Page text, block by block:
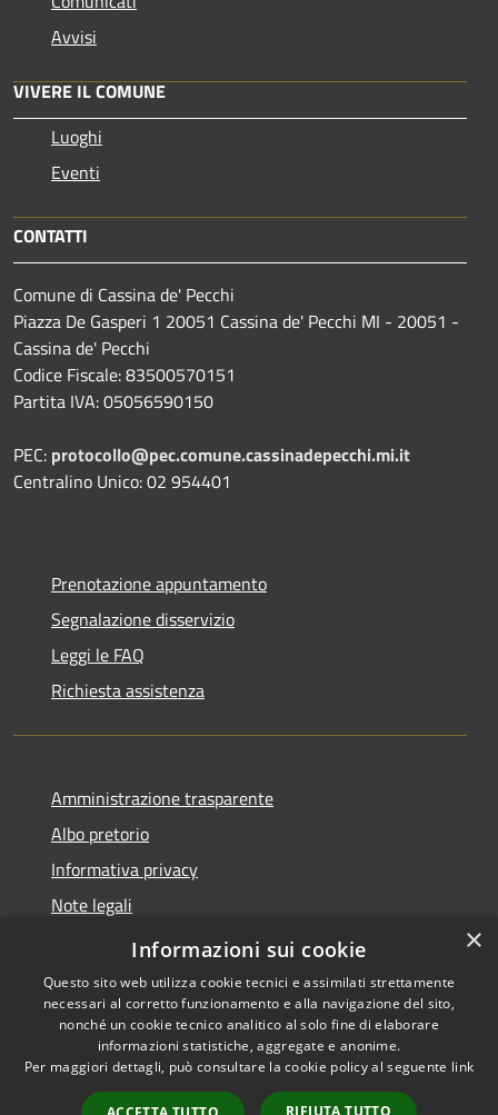
Avvisi
VIVERE IL COMUNE
Luoghi
Eventi
CONTATTI
Comune di Cassina de' Pecchi
Piazza De Gasperi 1 20051 Cassina de' Pecchi MI - 20051 -
Cassina de' Pecchi
Codice Fiscale: 83500570151
Partita IVA: 05056590150
PEC: protocollo@pec.comune.cassinadepecchi.mi.it
Centralino Unico: 02 954401
Prenotazione appuntamento
Segnalazione disservizio
Leggi le FAQ
Richiesta assistenza
Amministrazione trasparente
Albo pretorio
Informativa privacy
Note legali
Dichiarazione di accessibilità
Accessibilità
Copyright © 2026 • Comune di
Cassina de' Pecchi • Powered
byMunicipium Accesso
×
Informazioni sui cookie
Questo sito web utilizza cookie tecnici e assimilati strettamente
necessari al corretto funzionamento e alla navigazione del sito,
nonché un cookie tecnico analitico al solo fine di elaborare
informazioni statistiche, aggregate e anonime.
Per maggiori dettagli, può consultare la cookie policy al seguente link
RIFIUTA TUTTO